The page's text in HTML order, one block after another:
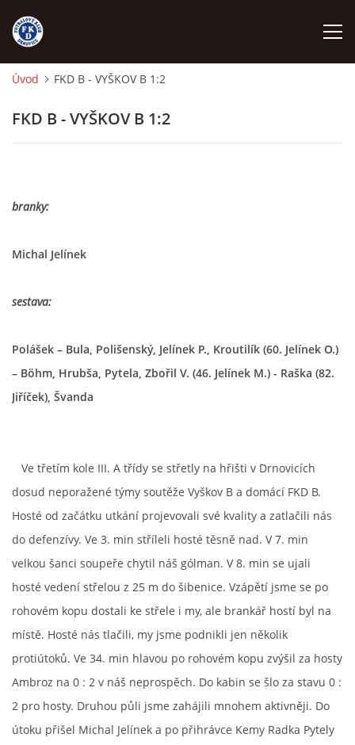
NÁBOR
PODPORUJÍ NÁŠ KLUB
ARCHÍV
DOTACE
Úvod FKD B - VYŠKOV B 1:2
FKD B - VYŠKOV B 1:2
branky:
Michal Jelínek
sestava:
Polášek – Bula, Polišenský, Jelínek P., Kroutilík (60. Jelínek O.)
– Böhm, Hrubša, Pytela, Zbořil V. (46. Jelínek M.) - Raška (82.
Jiříček), Švanda
Ve třetím kole III. A třídy se střetly na hřišti v Drnovicích
dosud neporažené týmy soutěže Vyškov B a domácí FKD B.
Hosté od začátku utkání projevovali své kvality a zatlačili nás
do defenzívy. Ve 3. min stříleli hosté těsně nad. V 7. min
velkou šanci soupeře chytil náš gólman. V 8. min se ujali
hosté vedení střelou z 25 m do šibenice. Vzápětí jsme se po
rohovém kopu dostali ke střele i my, ale brankář hostí byl na
místě. Hosté nás tlačili, my jsme podnikli jen několik
protiútoků. Ve 34. min hlavou po rohovém kopu zvýšil za hosty
Ambroz na 0 : 2 v náš neprospěch. Do kabin se šlo za stavu 0 :
2 pro hosty. Druhou půli jsme zahájili mnohem aktivněji. Do
útoku přišel Michal Jelínek a po přihrávce Kemy Radka Pytely